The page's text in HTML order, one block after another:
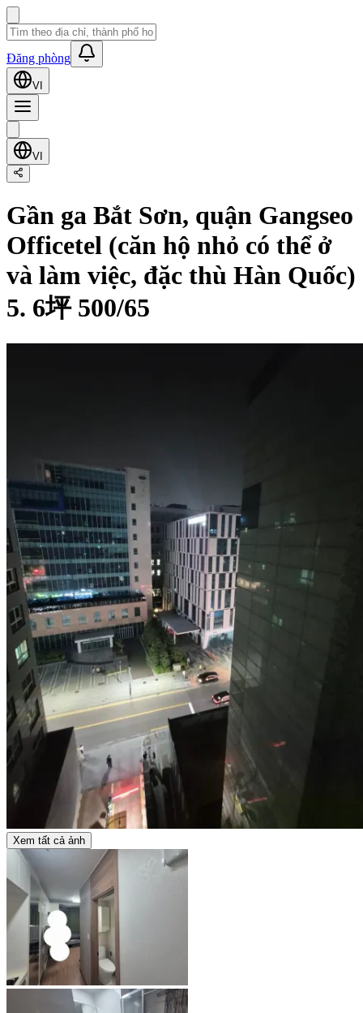
Đăng phòng
VI
VI
Gần ga Bắt Sơn, quận Gangseo
Officetel (căn hộ nhỏ có thể ở
và làm việc, đặc thù Hàn Quốc)
5. 6坪 500/65
Xem tất cả ảnh